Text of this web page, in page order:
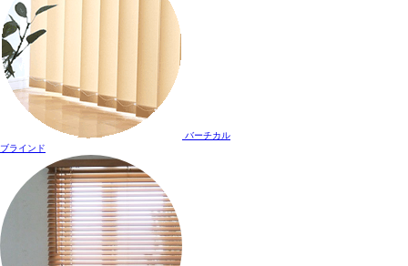
バーチカル
ブラインド